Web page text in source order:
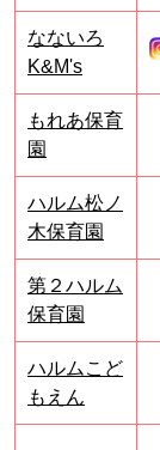
なないろ
K&M's
もれあ保育
園
ハルム松ノ
木保育園
第２ハルム
保育園
ハルムこど
もえん